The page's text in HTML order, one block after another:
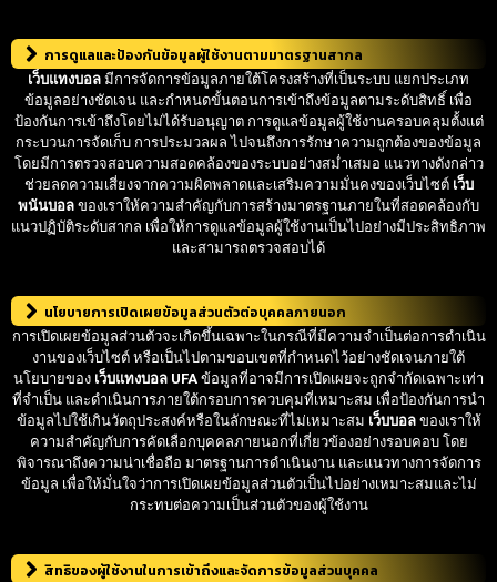
การดูแลและป้องกันข้อมูลผู้ใช้งานตามมาตรฐานสากล
เว็บแทงบอล มีการจัดการข้อมูลภายใต้โครงสร้างที่เป็นระบบ แยกประเภท
ข้อมูลอย่างชัดเจน และกำหนดขั้นตอนการเข้าถึงข้อมูลตามระดับสิทธิ์ เพื่อ
ป้องกันการเข้าถึงโดยไม่ได้รับอนุญาต การดูแลข้อมูลผู้ใช้งานครอบคลุมตั้งแต่
กระบวนการจัดเก็บ การประมวลผล ไปจนถึงการรักษาความถูกต้องของข้อมูล
โดยมีการตรวจสอบความสอดคล้องของระบบอย่างสม่ำเสมอ แนวทางดังกล่าว
ช่วยลดความเสี่ยงจากความผิดพลาดและเสริมความมั่นคงของเว็บไซต์ เว็บ
พนันบอล ของเราให้ความสำคัญกับการสร้างมาตรฐานภายในที่สอดคล้องกับ
แนวปฏิบัติระดับสากล เพื่อให้การดูแลข้อมูลผู้ใช้งานเป็นไปอย่างมีประสิทธิภาพ
และสามารถตรวจสอบได้
นโยบายการเปิดเผยข้อมูลส่วนตัวต่อบุคคลภายนอก
การเปิดเผยข้อมูลส่วนตัวจะเกิดขึ้นเฉพาะในกรณีที่มีความจำเป็นต่อการดำเนิน
งานของเว็บไซต์ หรือเป็นไปตามขอบเขตที่กำหนดไว้อย่างชัดเจนภายใต้
นโยบายของ เว็บแทงบอล UFA ข้อมูลที่อาจมีการเปิดเผยจะถูกจำกัดเฉพาะเท่า
ที่จำเป็น และดำเนินการภายใต้กรอบการควบคุมที่เหมาะสม เพื่อป้องกันการนำ
ข้อมูลไปใช้เกินวัตถุประสงค์หรือในลักษณะที่ไม่เหมาะสม เว็บบอลของเราให้
ความสำคัญกับการคัดเลือกบุคคลภายนอกที่เกี่ยวข้องอย่างรอบคอบ โดย
พิจารณาถึงความน่าเชื่อถือ มาตรฐานการดำเนินงาน และแนวทางการจัดการ
ข้อมูล เพื่อให้มั่นใจว่าการเปิดเผยข้อมูลส่วนตัวเป็นไปอย่างเหมาะสมและไม่
กระทบต่อความเป็นส่วนตัวของผู้ใช้งาน
สิทธิของผู้ใช้งานในการเข้าถึงและจัดการข้อมูลส่วนบุคคล